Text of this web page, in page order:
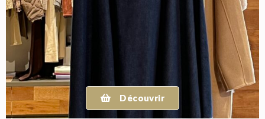
Découvrir